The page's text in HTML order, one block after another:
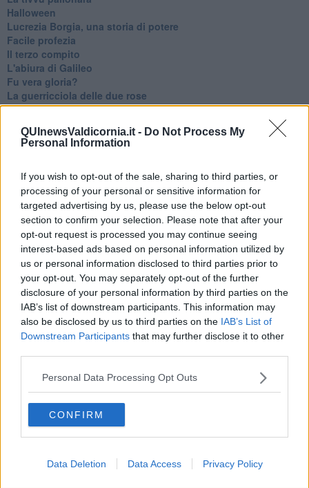
QUInewsValdicornia.it - Do Not Process My
Personal Information
If you wish to opt-out of the sale, sharing to third parties, or
processing of your personal or sensitive information for
targeted advertising by us, please use the below opt-out
section to confirm your selection. Please note that after your
opt-out request is processed you may continue seeing
interest-based ads based on personal information utilized by
us or personal information disclosed to third parties prior to
your opt-out. You may separately opt-out of the further
disclosure of your personal information by third parties on the
IAB’s list of downstream participants. This information may
also be disclosed by us to third parties on the IAB’s List of
Downstream Participants that may further disclose it to other
Personal Data Processing Opt Outs
CONFIRM
Data Deletion Data Access Privacy Policy
Halloween
​Lucrezia Borgia, una storia di potere
Facile profezia
Il terzo compito
L'abiura di Galileo
Fu vera gloria?
La guerricciola delle due rose
La truffa all'anziano
La repressione sessuale per sentito dire
Diseducazione televisiva e inerzia della politica
Esequie solenni
Nostalgia del sangue blu
Teste calde
Non avere e non essere
Armiamoci e... avviatevi
Da Capodanno a Carnevale
Schizzi di fango
Sor-riso amaro
Fine anno al ristorante
La festa di Capodanno
Natale 2024
Re e regnanti
A noi interessa il dito non la luna
Come rubare allo stato e vivere felici
Una performance
Il compagno
Tramonto
Passato, presente, futuro
La virtù del non fare
L'ultimo post